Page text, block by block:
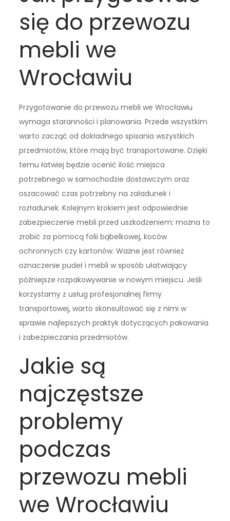
się do przewozu
mebli we
Wrocławiu
Przygotowanie do przewozu mebli we Wrocławiu
wymaga staranności i planowania. Przede wszystkim
warto zacząć od dokładnego spisania wszystkich
przedmiotów, które mają być transportowane. Dzięki
temu łatwiej będzie ocenić ilość miejsca
potrzebnego w samochodzie dostawczym oraz
oszacować czas potrzebny na załadunek i
rozładunek. Kolejnym krokiem jest odpowiednie
zabezpieczenie mebli przed uszkodzeniem; można to
zrobić za pomocą folii bąbelkowej, koców
ochronnych czy kartonów. Ważne jest również
oznaczenie pudeł i mebli w sposób ułatwiający
późniejsze rozpakowywanie w nowym miejscu. Jeśli
korzystamy z usług profesjonalnej firmy
transportowej, warto skonsultować się z nimi w
sprawie najlepszych praktyk dotyczących pakowania
i zabezpieczania przedmiotów.
Jakie są
najczęstsze
problemy
podczas
przewozu mebli
we Wrocławiu